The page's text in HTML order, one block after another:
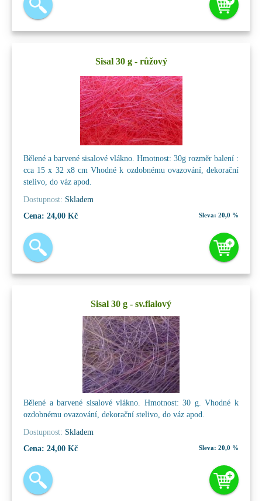
Sisal 30 g - růžový
Bělené a barvené sisalové vlákno. Hmotnost: 30g rozměr balení :
cca 15 x 32 x8 cm Vhodné k ozdobnému ovazování, dekorační
stelivo, do váz apod.
Dostupnost: Skladem
Cena: 24,00 Kč Sleva: 20,0 %
Sisal 30 g - sv.fialový
Bělené a barvené sisalové vlákno. Hmotnost: 30 g. Vhodné k
ozdobnému ovazování, dekorační stelivo, do váz apod.
Dostupnost: Skladem
Cena: 24,00 Kč Sleva: 20,0 %